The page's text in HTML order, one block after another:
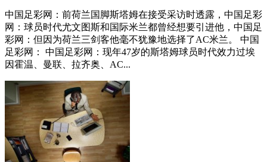
中国足彩网：前荷兰国脚斯塔姆在接受采访时透露，中国足彩
网：球员时代尤文图斯和国际米兰都曾经想要引进他，中国足
彩网：但因为荷兰三剑客他毫不犹豫地选择了AC米兰。 中国
足彩网： 中国足彩网：现年47岁的斯塔姆球员时代效力过埃
因霍温、曼联、拉齐奥、AC...